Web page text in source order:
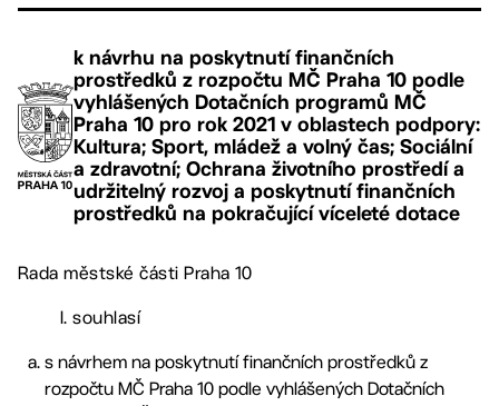
k návrhu na poskytnutí finančních
prostředků z rozpočtu MČ Praha 10 podle
vyhlášených Dotačních programů MČ
Praha 10 pro rok 2021 v oblastech podpory:
Kultura; Sport, mládež a volný čas; Sociální
a zdravotní; Ochrana životního prostředí a
udržitelný rozvoj a poskytnutí finančních
prostředků na pokračující víceleté dotace
Rada městské části Praha 10
I. souhlasí
s návrhem na poskytnutí finančních prostředků z
rozpočtu MČ Praha 10 podle vyhlášených Dotačních